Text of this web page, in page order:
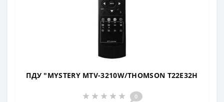
ПДУ "MYSTERY MTV-3210W/THOMSON T22E32H
0